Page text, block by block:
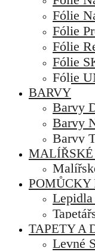
Fólie
Fólie
Fólie
Fólie
Fólie
BARVY
Barvy
Barvy
Barvy
POMŮCKY
TAPETY A
Levné